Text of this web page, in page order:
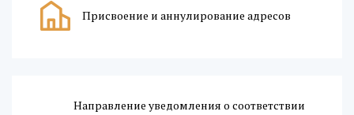
Присвоение и аннулирование адресов
Направление уведомления о соответствии